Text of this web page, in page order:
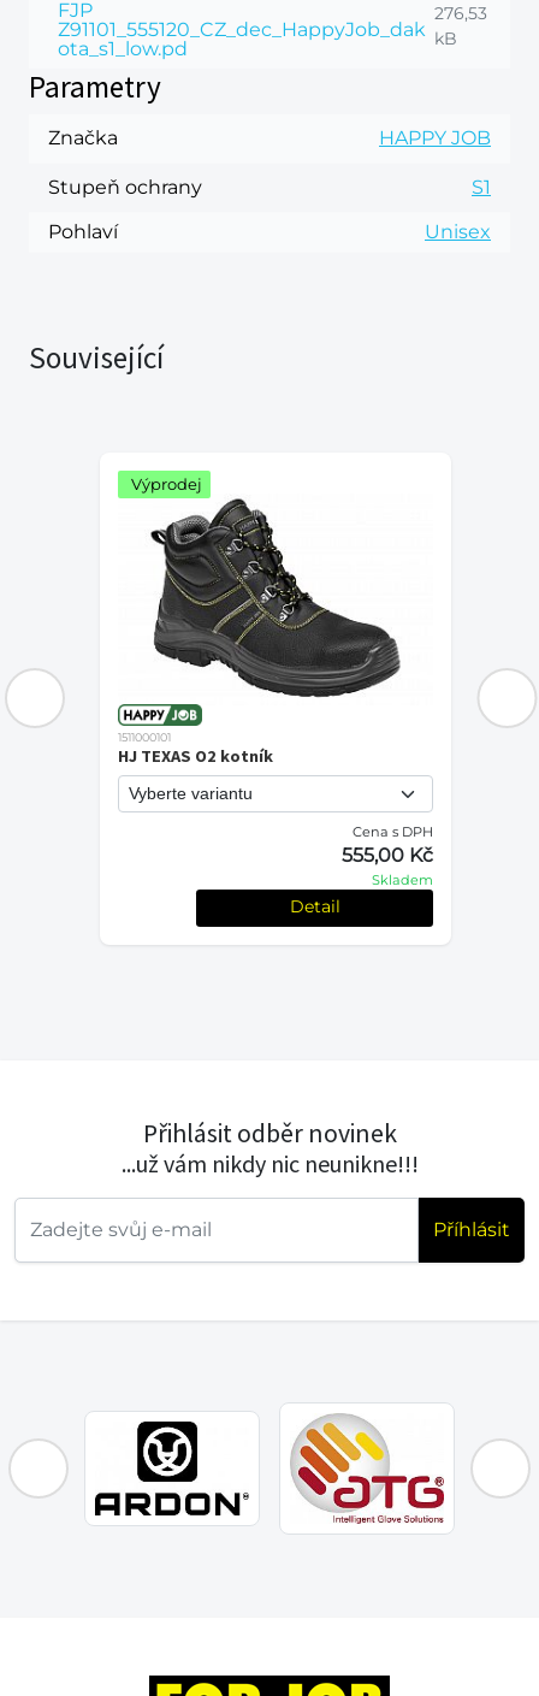
FJP
Z91101_555120_CZ_dec_HappyJob_dak
ota_s1_low.pd
276,53
kB
Parametry
Značka HAPPY JOB
Stupeň ochrany
S1
Pohlaví
Unisex
Související
Výprodej
1511000101
HJ TEXAS O2 kotník
Cena s DPH
555,00 Kč
Skladem
Detail
Přihlásit odběr novinek
...už vám nikdy nic neunikne!!!
Příhlásit